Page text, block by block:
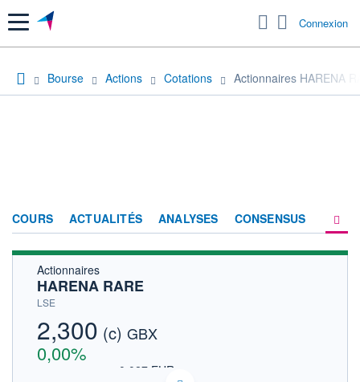
Menu Connexion
Bourse Actions Cotations Actionnaires HARENA
COURS ACTUALITÉS ANALYSES CONSENSUS
Actionnaires
HARENA RARE
LSE
2,300 (c) GBX
0,00%
0,027 EUR